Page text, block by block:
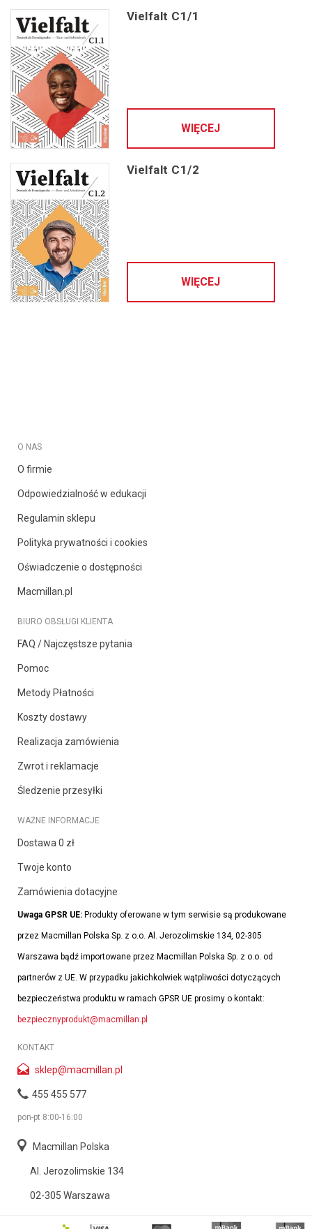
Vielfalt C1/1
WIĘCEJ
Vielfalt C1/2
WIĘCEJ
O NAS
O firmie
Odpowiedzialność w edukacji
Regulamin sklepu
Polityka prywatności i cookies
Oświadczenie o dostępności
Macmillan.pl
BIURO OBSŁUGI KLIENTA
FAQ / Najczęstsze pytania
Pomoc
Metody Płatności
Koszty dostawy
Realizacja zamówienia
Zwrot i reklamacje
Śledzenie przesyłki
WAŻNE INFORMACJE
Dostawa 0 zł
Twoje konto
Zamówienia dotacyjne
Uwaga GPSR UE: Produkty oferowane w tym serwisie są produkowane
przez Macmillan Polska Sp. z o.o. Al. Jerozolimskie 134, 02-305
Warszawa bądź importowane przez Macmillan Polska Sp. z o.o. od
partnerów z UE. W przypadku jakichkolwiek wątpliwości dotyczących
bezpieczeństwa produktu w ramach GPSR UE prosimy o kontakt:
bezpiecznyprodukt@macmillan.pl
KONTAKT
sklep@macmillan.pl
455 455 577
pon-pt 8:00-16:00
Macmillan Polska
Al. Jerozolimskie 134
02-305 Warszawa